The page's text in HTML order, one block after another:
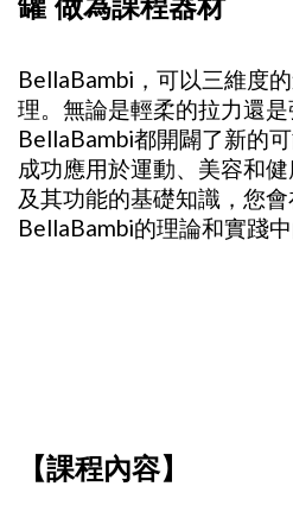
BellaBambi，可以三維度
理。無論是輕柔的拉力還是
BellaBambi都開闢了新的
成功應用於運動、美容和
及其功能的基礎知識，您
BellaBambi的理論和實踐中
【課程內容】